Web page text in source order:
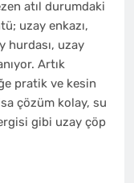
atıl durumdaki
uzay enkazı,
hurdası, uzay
Artık
pratik ve kesin
çözüm kolay, su
gibi uzay çöp